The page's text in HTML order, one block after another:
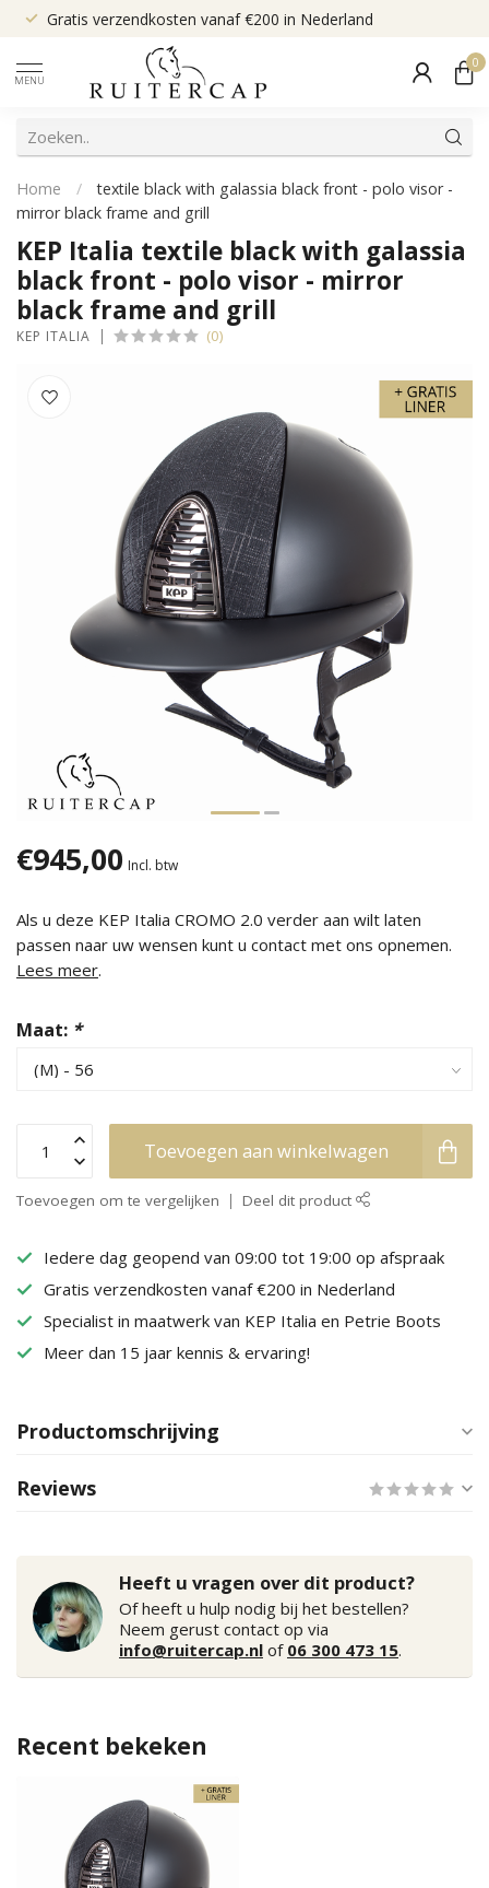
Gratis verzendkosten vanaf €200 in Nederland
MENU
0
Home /
textile black with galassia black front - polo visor -
mirror black frame and grill
KEP Italia textile black with galassia
black front - polo visor - mirror
black frame and grill
KEP ITALIA (0)
€945,00 Incl. btw
Als u deze KEP Italia CROMO 2.0 verder aan wilt laten
passen naar uw wensen kunt u contact met ons opnemen.
Lees meer.
Maat: *
Toevoegen aan winkelwagen
Toevoegen om te vergelijken Deel dit product
Iedere dag geopend van 09:00 tot 19:00 op afspraak
Gratis verzendkosten vanaf €200 in Nederland
Specialist in maatwerk van KEP Italia en Petrie Boots
Meer dan 15 jaar kennis & ervaring!
Productomschrijving
Reviews
Heeft u vragen over dit product?
Of heeft u hulp nodig bij het bestellen?
Neem gerust contact op via
info@ruitercap.nl of 06 300 473 15.
Recent bekeken